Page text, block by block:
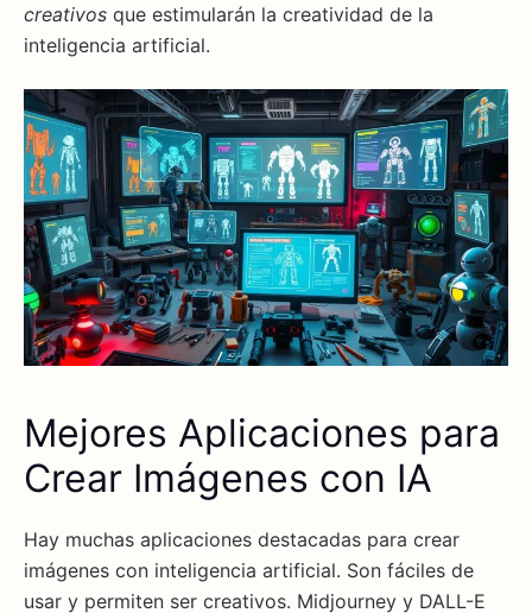
creativos que estimularán la creatividad de la
inteligencia artificial.
Mejores Aplicaciones para
Crear Imágenes con IA
Hay muchas aplicaciones destacadas para crear
imágenes con inteligencia artificial. Son fáciles de
usar y permiten ser creativos. Midjourney y DALL-E